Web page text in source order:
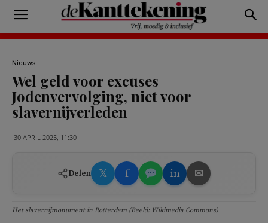
Nieuws
Wel geld voor excuses
Jodenvervolging, niet voor
slavernijverleden
30 APRIL 2025, 11:30
Delen 𝕏 f in ✉
Het slavernijmonument in Rotterdam (Beeld: Wikimedia Commons)